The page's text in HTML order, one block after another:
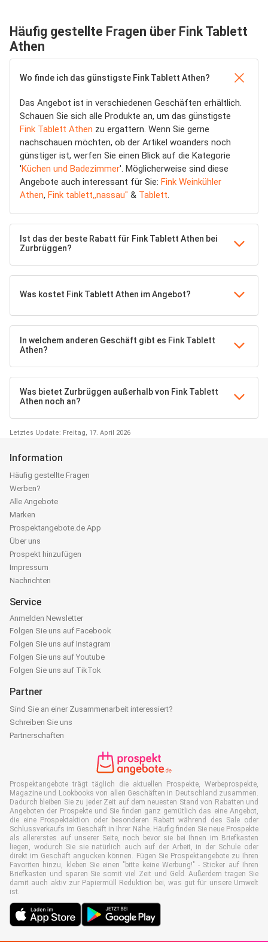
Häufig gestellte Fragen über Fink Tablett
Athen
Wo finde ich das günstigste Fink Tablett Athen?
Das Angebot ist in verschiedenen Geschäften erhältlich.
Schauen Sie sich alle Produkte an, um das günstigste
Fink Tablett Athen zu ergattern. Wenn Sie gerne
nachschauen möchten, ob der Artikel woanders noch
günstiger ist, werfen Sie einen Blick auf die Kategorie
'Küchen und Badezimmer'. Möglicherweise sind diese
Angebote auch interessant für Sie: Fink Weinkühler
Athen, Fink tablett,,nassau" & Tablett.
Ist das der beste Rabatt für Fink Tablett Athen bei
Zurbrüggen?
Was kostet Fink Tablett Athen im Angebot?
In welchem anderen Geschäft gibt es Fink Tablett
Athen?
Was bietet Zurbrüggen außerhalb von Fink Tablett
Athen noch an?
Letztes Update: Freitag, 17. April 2026
Information
Häufig gestellte Fragen
Werben?
Alle Angebote
Marken
Prospektangebote.de App
Über uns
Prospekt hinzufügen
Impressum
Nachrichten
Service
Anmelden Newsletter
Folgen Sie uns auf Facebook
Folgen Sie uns auf Instagram
Folgen Sie uns auf Youtube
Folgen Sie uns auf TikTok
Partner
Sind Sie an einer Zusammenarbeit interessiert?
Schreiben Sie uns
Partnerschaften
Prospektangebote trägt täglich die aktuellen Prospekte, Werbeprospekte,
Magazine und Lookbooks von allen Geschäften in Deutschland zusammen.
Dadurch bleiben Sie zu jeder Zeit auf dem neuesten Stand von Rabatten und
Angeboten der Prospekte und Sie finden ganz gemütlich das eine Angebot,
die eine Prospektaktion oder besonderen Rabatt während des Sale oder
Schlussverkaufs im Geschäft in Ihrer Nähe. Häufig finden Sie neue Prospekte
als allererstes auf unserer Seite, noch bevor sie bei Ihnen im Briefkasten
liegen, wodurch Sie sie natürlich auch auf der Arbeit, in der Schule oder
direkt im Geschäft angucken können. Fügen Sie Prospektangebote zu Ihren
Favoriten hinzu, kleben Sie einen "bitte keine Werbung!" - Sticker auf Ihren
Briefkasten und sparen Sie somit viel Zeit und Geld. Außerdem tragen Sie
damit auch aktiv zur Papiermüll Reduktion bei, was gut für unsere Umwelt
ist.